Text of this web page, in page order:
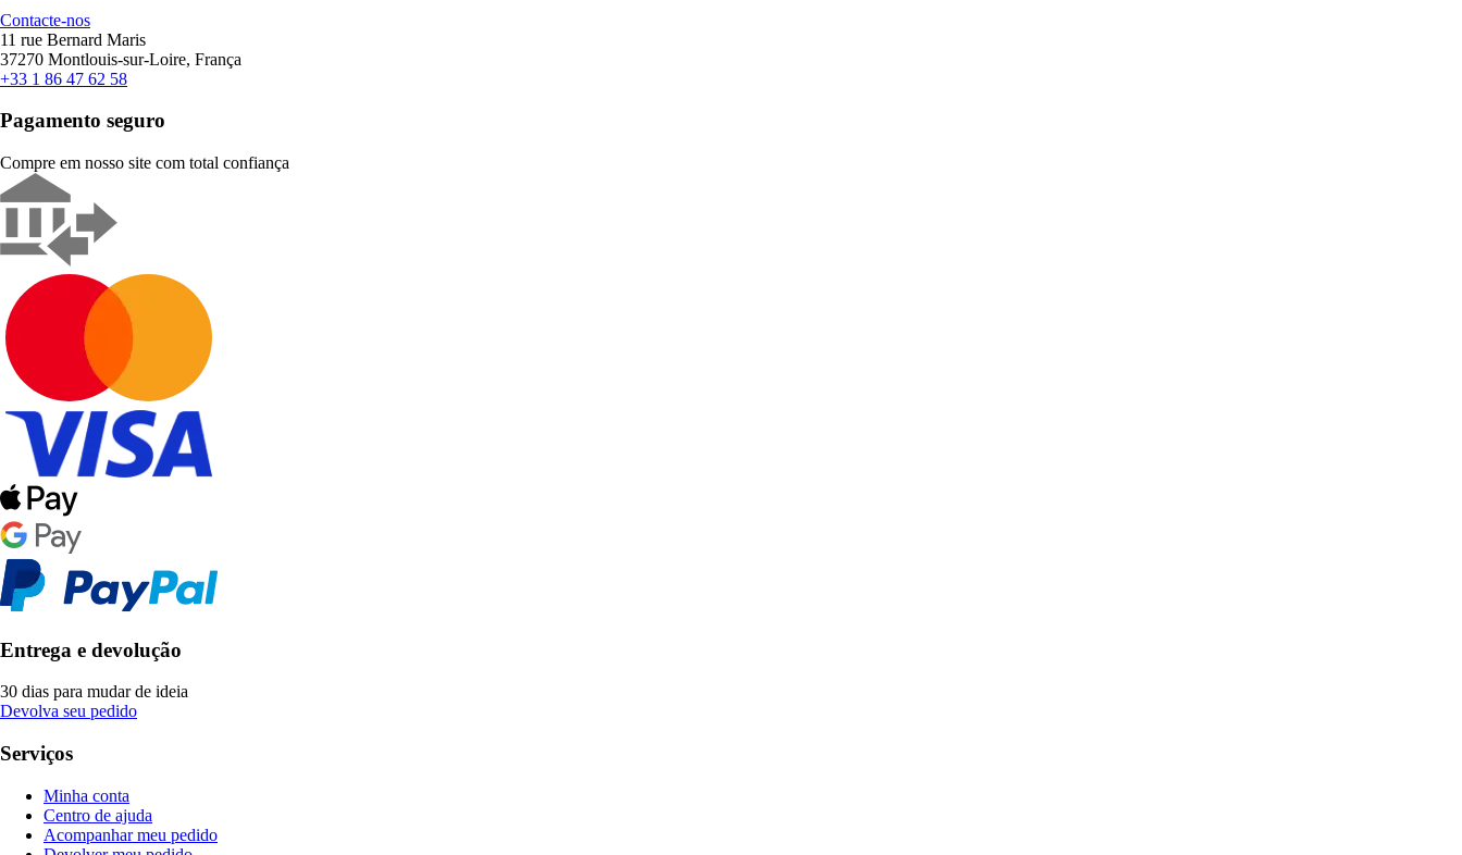
Contacte-nos
11 rue Bernard Maris
37270 Montlouis-sur-Loire, França
+33 1 86 47 62 58
Pagamento seguro
Compre em nosso site com total confiança
Entrega e devolução
30 dias para mudar de ideia
Devolva seu pedido
Serviços
Minha conta
Centro de ajuda
Acompanhar meu pedido